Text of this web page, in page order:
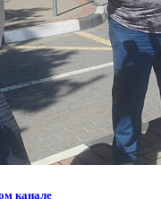
канале